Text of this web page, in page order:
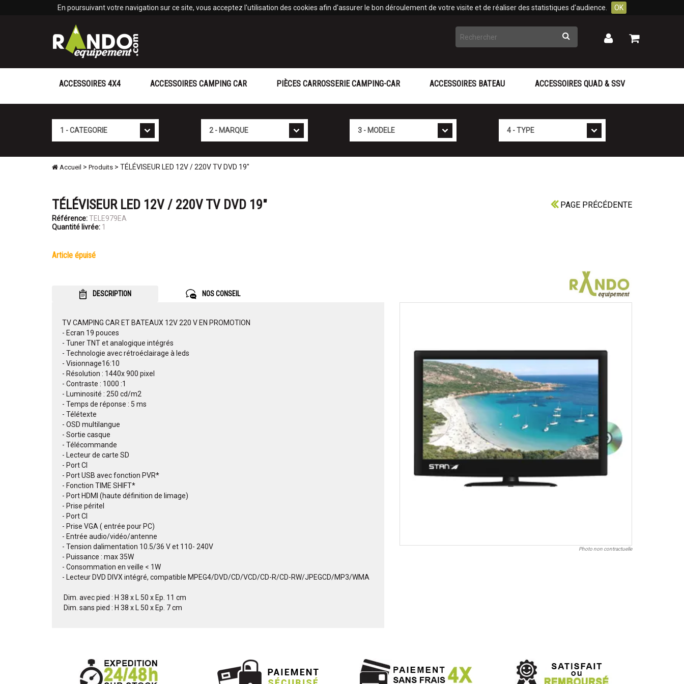
En poursuivant votre navigation sur ce site, vous acceptez l'utilisation des cookies afin d'assurer le bon déroulement de votre visite et de réaliser des statistiques d'audience. OK
Rechercher Mon
Mon
ACCESSOIRES 4X4 ACCESSOIRES CAMPING CAR PIÈCES CARROSSERIE CAMPING-CAR ACCESSOIRES BATEAU ACCESSOIRES QUAD & SSV
Accueil > Produits > TÉLÉVISEUR LED 12V / 220V TV DVD 19"
PAGE PRÉCÉDENTE
TÉLÉVISEUR LED 12V / 220V TV DVD 19"
Référence:TELE979EA
Quantité livrée: 1
article épuisé
DESCRIPTION NOS CONSEIL
TV CAMPING CAR ET BATEAUX 12V 220 V EN PROMOTION
- Ecran 19 pouces
- Tuner TNT et analogique intégrés
- Technologie avec rétroéclairage à leds
- Visionnage16:10
- Résolution : 1440x 900 pixel
- Contraste : 1000 :1
- Luminosité : 250 cd/m2
- Temps de réponse : 5 ms
- Télétexte
- OSD multilangue
- Sortie casque
- Télécommande
- Lecteur de carte SD
- Port CI
- Port USB avec fonction PVR*
- Fonction TIME SHIFT*
- Port HDMI (haute définition de limage)
- Prise péritel
- Port CI
- Prise VGA ( entrée pour PC)
- Entrée audio/vidéo/antenne
- Tension dalimentation 10.5/36 V et 110- 240V
- Puissance : max 35W
- Consommation en veille < 1W
- Lecteur DVD DIVX intégré, compatible MPEG4/DVD/CD/VCD/CD-R/CD-RW/JPEGCD/MP3/WMA
 Dim. avec pied : H 38 x L 50 x Ep. 11 cm
 Dim. sans pied : H 38 x L 50 x Ep. 7 cm
Photo non contractuelle
Panneau de gestion des cookies